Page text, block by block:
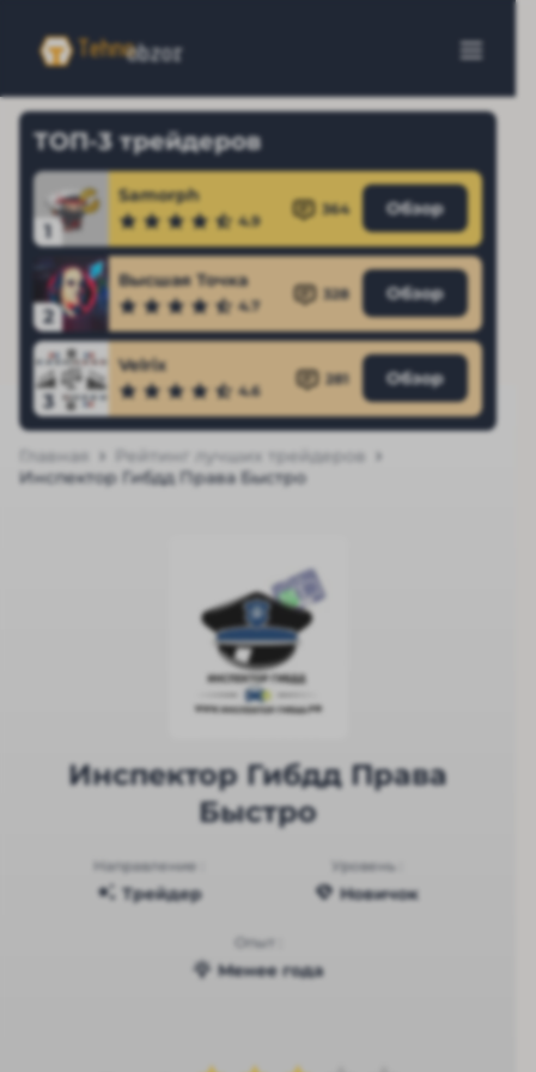
ТОП-3 трейдеров
1
Samorph
4.9
364 Обзор
2
Высшая Точка
4.7
328 Обзор
3
Velrix
4.6
281 Обзор
Главная
Рейтинг лучших трейдеров
Инспектор Гибдд Права Быстро
Инспектор Гибдд Права
Быстро
Направление :
Трейдер
Уровень :
Новичок
Опыт :
Менее года